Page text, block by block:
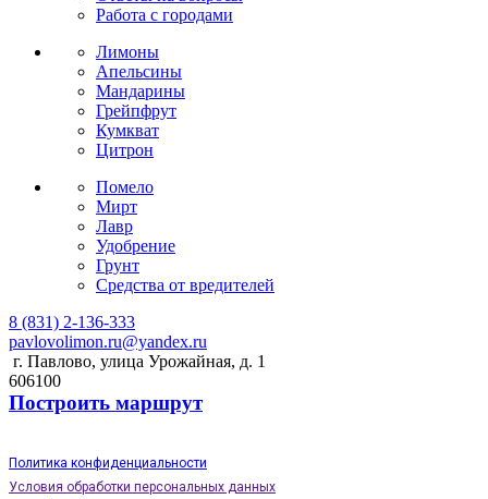
Работа с городами
Лимоны
Апельсины
Мандарины
Грейпфрут
Кумкват
Цитрон
Помело
Мирт
Лавр
Удобрение
Грунт
Средства от вредителей
8 (831) 2-136-333
pavlovolimon.ru@yandex.ru
г. Павлово, улица Урожайная, д. 1
606100
Построить маршрут
Политика конфиденциальности
Условия обработки персональных данных